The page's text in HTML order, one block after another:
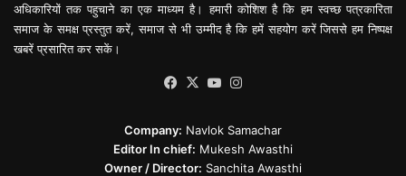
अधिकारियों तक पहुचाने का एक माध्यम है। हमारी कोशिश है कि हम स्वच्छ पत्रकारिता
समाज के समक्ष प्रस्तुत करें, समाज से भी उम्मीद है कि हमें सहयोग करें जिससे हम निष्पक्ष
खबरें प्रसारित कर सकें।
Facebook
X YouTube
Company: Navlok Samachar
Editor In chief: Mukesh Awasthi
Owner / Director: Sanchita Awasthi